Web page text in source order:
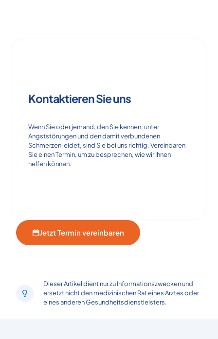
Kontaktieren Sie uns
Wenn Sie oder jemand, den Sie kennen, unter
Angststörungen und den damit verbundenen
Schmerzen leidet, sind Sie bei uns richtig. Vereinbaren
Sie einen Termin, um zu besprechen, wie wir Ihnen
helfen können.
Jetzt Termin vereinbaren
Dieser Artikel dient nur zu Informationszwecken und
ersetzt nicht den medizinischen Rat eines Arztes oder
eines anderen Gesundheitsdienstleisters.